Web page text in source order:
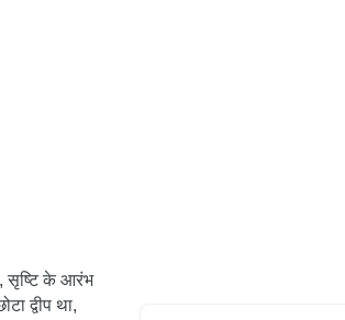
सृष्टि के आरंभ
द्वीप था,